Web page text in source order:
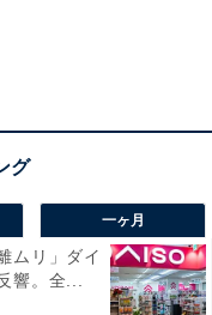
一ヶ月
ムリ」ダイ
響。全...